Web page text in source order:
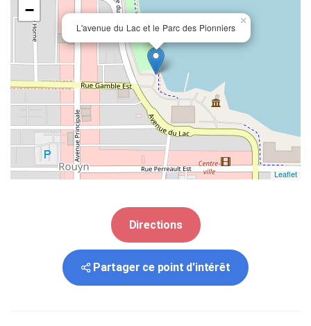
L'avenue du Lac et le Parc des Pionniers
×
−
Leaflet
Directions
Partager ce point d'intérêt